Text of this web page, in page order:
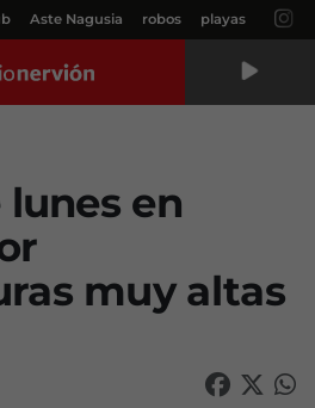
Aste Nagusia robos playas
en
muy altas